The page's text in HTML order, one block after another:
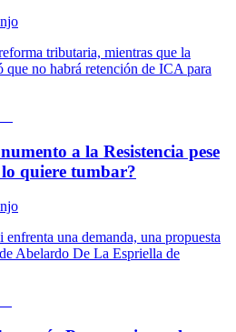
tributaria, mientras que la
que no habrá retención de ICA para
a la Resistencia pese
quiere tumbar?
una demanda, una propuesta
Abelardo De La Espriella de